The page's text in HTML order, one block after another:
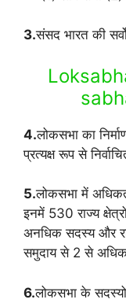
3.संसद भारत की
4.लोकसभा का
प्रत्यक्ष रूप से
5.लोकसभा में
इनमें 530 राज्य
अनधिक सदस्य और
समुदाय से 2 से
6.लोकसभा के सदस्यो